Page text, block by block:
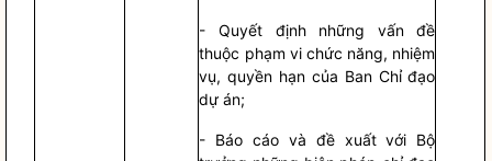
- Quyết định những vấn đề
thuộc phạm vi chức năng, nhiệm
vụ,quyền hạn của Ban Chỉ đạo
dự án;
- Báo cáo và đề xuất với Bộ